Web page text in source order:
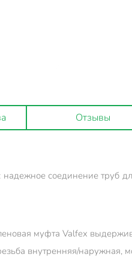
Отзывы
соединение труб
муфта Valfex
внутренняя/наружная,